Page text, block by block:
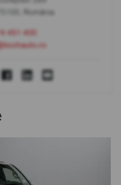
România
451 400